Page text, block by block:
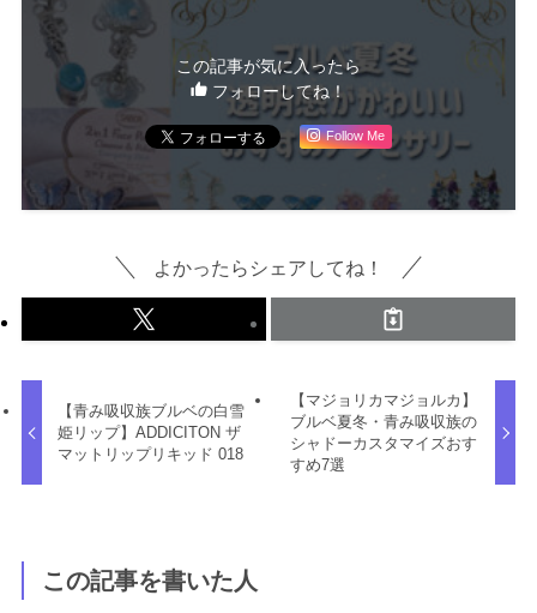
この記事が気に入ったら
フォローしてね！
Follow Me
よかったらシェアしてね！
【青み吸収族ブルベの白雪
姫リップ】ADDICITON ザ
マットリップリキッド 018
【マジョリカマジョルカ】
ブルベ夏冬・青み吸収族の
シャドーカスタマイズおす
すめ7選
この記事を書いた人